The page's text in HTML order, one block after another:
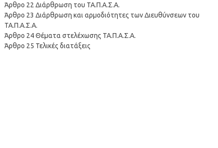
Άρθρο 22 Διάρθρωση του ΤΑ.Π.Α.Σ.Α.
Άρθρο 23 Διάρθρωση και αρμοδιότητες των Διευθύνσεων του
ΤΑ.Π.Α.Σ.Α.
Άρθρο 24 Θέματα στελέχωσης ΤΑ.Π.Α.Σ.Α.
Άρθρο 25 Τελικές διατάξεις